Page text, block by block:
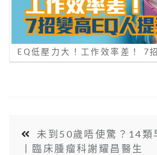
EQ低壓力大！工作效率差！ 7
未到50歲唔使驚？14類
丨臨床腫瘤科謝耀昌醫生